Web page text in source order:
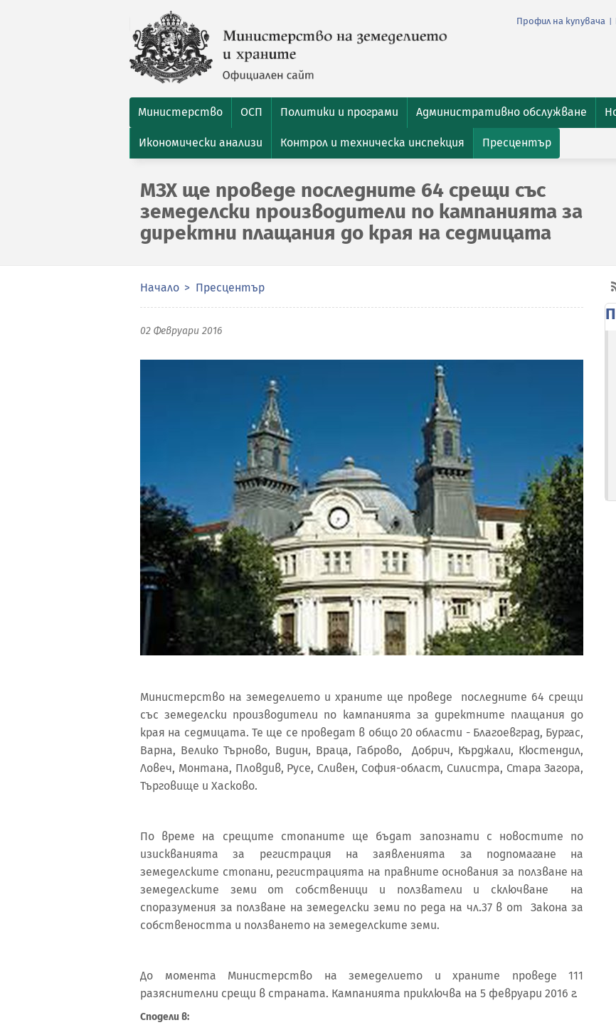
Профил на купувача
Министерство ОСП Политики и програми Административно обслужване
Икономически анализи Контрол и техническа инспекция Пресцентър
МЗХ ще проведе последните 64 срещи със
земеделски производители по кампанията за
директни плащания до края на седмицата
Начало Пресцентър
02 Февруари 2016
Министерство на земеделието и храните ще проведе последните 64 срещи
със земеделски производители по кампанията за директните плащания до
края на седмицата. Те ще се проведат в общо 20 области - Благоевград, Бургас,
Варна, Велико Търново, Видин, Враца, Габрово, Добрич, Кърджали, Кюстендил,
Ловеч, Монтана, Пловдив, Русе, Сливен, София-област, Силистра, Стара Загора,
Търговище и Хасково.
По време на срещите стопаните ще бъдат запознати с новостите по
изискванията за регистрация на заявленията за подпомагане на
земеделските стопани, регистрацията на правните основания за ползване на
земеделските земи от собственици и ползватели и сключване на
споразумения за ползване на земеделски земи по реда на чл.37 в от Закона за
собствеността и ползването на земеделските земи.
До момента Министерство на земеделието и храните проведе 111
разяснителни срещи в страната. Кампанията приключва на 5 февруари 2016 г.
Сподели в: